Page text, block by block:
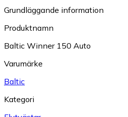
Grundläggande information
Produktnamn
Baltic Winner 150 Auto
Varumärke
Baltic
Kategori